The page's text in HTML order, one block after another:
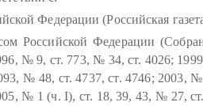
Федерации (Российская
Российской Федерации
№ 9, ст. 773, № 34, ст. 4026;
№ 48, ст. 4737, ст. 4746; 2003,
№ 1 (ч. I), ст. 18, 39, 43, № 27,